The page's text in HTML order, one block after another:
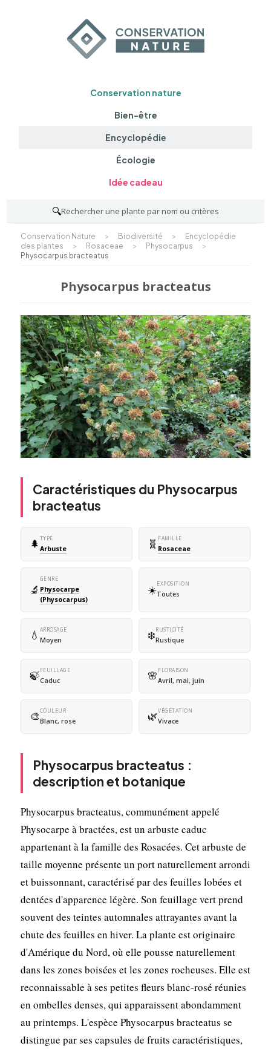
Conservation nature
Bien-être
Encyclopédie
Écologie
Idée cadeau
🔍Rechercher une plante par nom ou critères
Conservation Nature > Biodiversité >
Encyclopédie
des plantes
> Rosaceae > Physocarpus
>
Physocarpus bracteatus
Physocarpus bracteatus
Caractéristiques du Physocarpus
bracteatus
🌲 TYPE
Arbuste 🧬 FAMILLE
Rosaceae
🔬
GENRE
Physocarpe
(Physocarpus)
☀️EXPOSITION
Toutes
💧 ARROSAGE
Moyen ❄️RUSTICITÉ
Rustique
🍃FEUILLAGE
Caduc 🌸 FLORAISON
Avril, mai, juin
🎨COULEUR
Blanc, rose 🌿VÉGÉTATION
Vivace
Physocarpus bracteatus :
description et botanique
Physocarpus bracteatus, communément appelé
Physocarpe à bractées, est un arbuste caduc
appartenant à la famille des Rosacées. Cet arbuste de
taille moyenne présente un port naturellement arrondi
et buissonnant, caractérisé par des feuilles lobées et
dentées d'apparence légère. Son feuillage vert prend
souvent des teintes automnales attrayantes avant la
chute des feuilles en hiver. La plante est originaire
d'Amérique du Nord, où elle pousse naturellement
dans les zones boisées et les zones rocheuses. Elle est
reconnaissable à ses petites fleurs blanc-rosé réunies
en ombelles denses, qui apparaissent abondamment
au printemps. L'espèce Physocarpus bracteatus se
distingue par ses capsules de fruits caractéristiques,